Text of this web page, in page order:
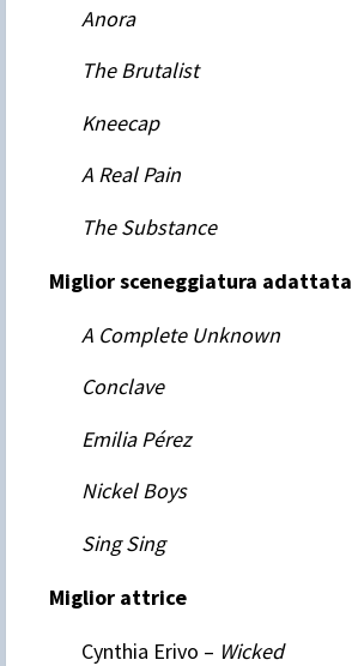
Anora
The Brutalist
Kneecap
A Real Pain
The Substance
Miglior sceneggiatura adattata
A Complete Unknown
Conclave
Emilia Pérez
Nickel Boys
Sing Sing
Miglior attrice
Cynthia Erivo – Wicked